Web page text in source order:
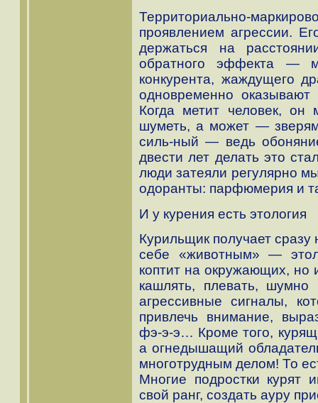
Территориально-
проявлением агрессии.
держаться на
обратного эффекта —
конкурента, жаждущего
одновременно
Когда метит человек,
шуметь, а может —
силь-ный — ведь
двести лет делать это
люди затеяли регулярно
одоранты: парфюмерия и
И у курения есть этология
Курильщик получает сразу
себе «животным» —
коптит на окружающих, но
кашлять, плевать,
агрессивные сигналы,
привлечь внимание,
фэ-э-э… Кроме того,
а огнедышащий
многотрудным делом! То
Многие подростки курят
свой ранг, создать ауру